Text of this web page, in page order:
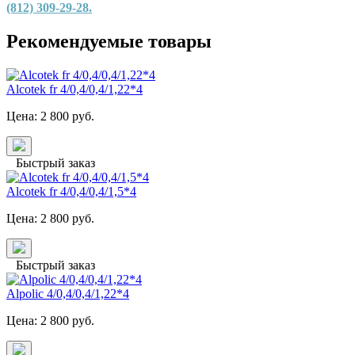
(812) 309-29-28.
Рекомендуемые товары
Alcotek fr 4/0,4/0,4/1,22*4
Цена: 2 800 руб.
Быстрый заказ
Alcotek fr 4/0,4/0,4/1,5*4
Цена: 2 800 руб.
Быстрый заказ
Alpolic 4/0,4/0,4/1,22*4
Цена: 2 800 руб.